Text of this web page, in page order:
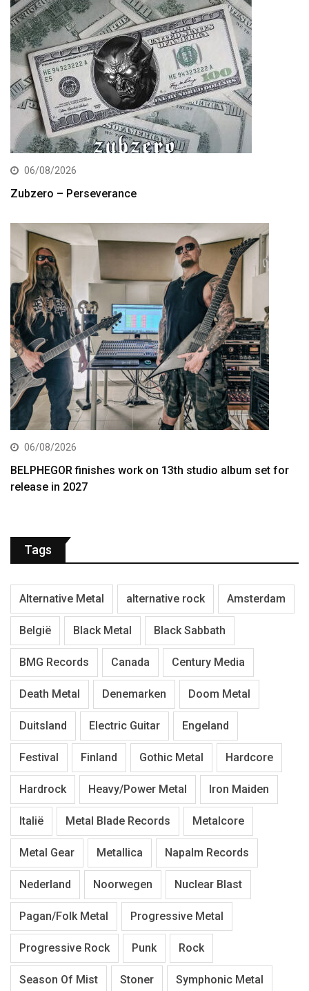
06/08/2026
Zubzero – Perseverance
06/08/2026
BELPHEGOR finishes work on 13th studio album set for
release in 2027
Tags
Alternative Metal alternative rock Amsterdam
België Black Metal Black Sabbath
BMG Records Canada Century Media
Death Metal Denemarken Doom Metal
Duitsland Electric Guitar Engeland
Festival Finland Gothic Metal Hardcore
Hardrock Heavy/Power Metal Iron Maiden
Italië Metal Blade Records Metalcore
Metal Gear Metallica Napalm Records
Nederland Noorwegen Nuclear Blast
Pagan/Folk Metal Progressive Metal
Progressive Rock Punk Rock
Season Of Mist Stoner Symphonic Metal